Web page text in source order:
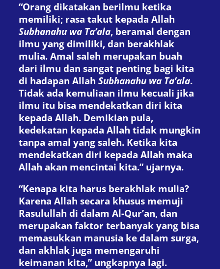
“Orang dikatakan berilmu ketika
memiliki; rasa takut kepada Allah
Subhanahu wa Ta’ala, beramal dengan
ilmu yang dimiliki, dan berakhlak
mulia. Amal saleh merupakan buah
dari ilmu dan sangat penting bagi kita
di hadapan Allah Subhanahu wa Ta’ala.
Tidak ada kemuliaan ilmu kecuali jika
ilmu itu bisa mendekatkan diri kita
kepada Allah. Demikian pula,
kedekatan kepada Allah tidak mungkin
tanpa amal yang saleh. Ketika kita
mendekatkan diri kepada Allah maka
Allah akan mencintai kita.” ujarnya.
“Kenapa kita harus berakhlak mulia?
Karena Allah secara khusus memuji
Rasulullah di dalam Al-Qur’an, dan
merupakan faktor terbanyak yang bisa
memasukkan manusia ke dalam surga,
dan akhlak juga memengaruhi
keimanan kita,” ungkapnya lagi.